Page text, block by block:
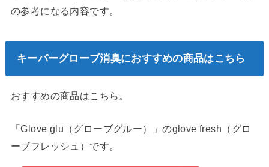
の参考になる内容です。
キーパーグローブ消臭におすすめの商品はこちら
おすすめの商品はこちら。
「Glove glu（グローブグルー）」のglove fresh（グロ
ーブフレッシュ）です。